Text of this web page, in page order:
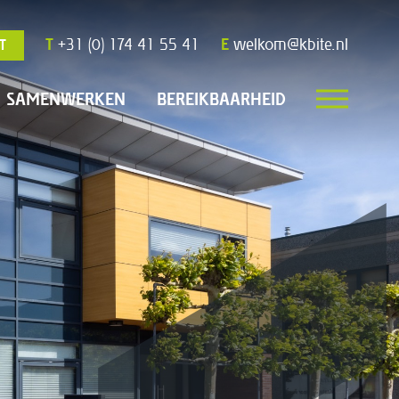
T +31 (0) 174 41 55 41 E welkom@kbite.nl
SAMENWERKEN BEREIKBAARHEID